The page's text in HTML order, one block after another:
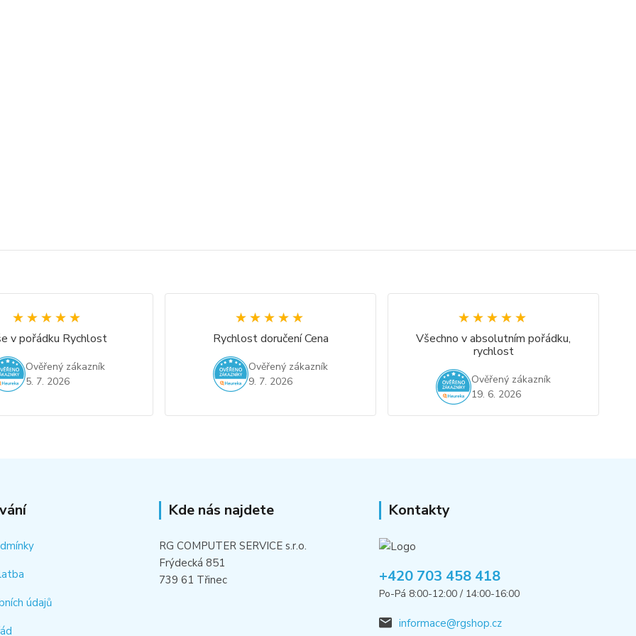
★★★★★
★★★★★
v pořádku Rychlost
Ověřený zákazník
5. 7. 2026
★★★★★
★★★★★
Rychlost doručení Cena
Ověřený zákazník
9. 7. 2026
★★★★★
★★★★★
Všechno v absolutním pořádku,
rychlost
Ověřený zákazník
19. 6. 2026
údajů
Kde nás najdete
RG COMPUTER SERVICE s.r.o.
Frýdecká 851
739 61 Třinec
Kontakty
+420 703 458 418
Po-Pá 8:00-12:00 / 14:00-16:00
informace@rgshop.cz